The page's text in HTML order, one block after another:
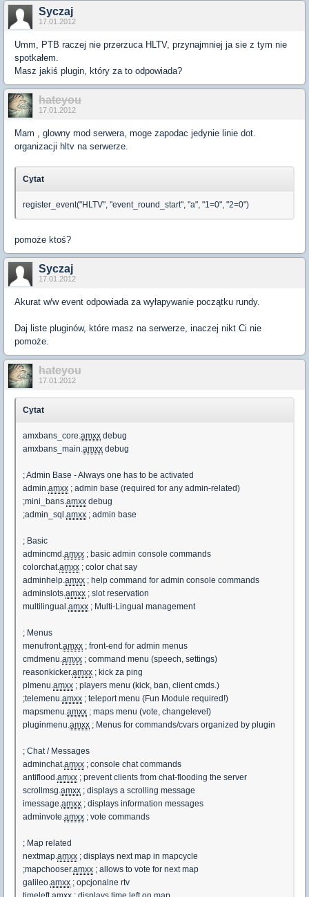
Syczaj
17.01.2012
Umm, PTB raczej nie przerzuca HLTV, przynajmniej ja sie z tym nie
spotkałem.
Masz jakiś plugin, który za to odpowiada?
hateyou
17.01.2012
Mam , glowny mod serwera, moge zapodac jedynie linie dot.
organizacji hltv na serwerze.
Cytat
register_event("HLTV", "event_round_start", "a", "1=0", "2=0")
pomoże ktoś?
Syczaj
17.01.2012
Akurat w/w event odpowiada za wyłapywanie początku rundy.
Daj liste pluginów, które masz na serwerze, inaczej nikt Ci nie
pomoże.
hateyou
17.01.2012
Cytat
amxbans_core. amxx debug
amxbans_main. amxx debug
; Admin Base - Always one has to be activated
admin. amxx ; admin base (required for any admin-related)
;mini_bans. amxx debug
;admin_sql. amxx ; admin base
; Basic
admincmd. amxx ; basic admin console commands
colorchat.amxx ; color chat say
adminhelp. amxx ; help command for admin console commands
adminslots. amxx ; slot reservation
multilingual. amxx ; Multi-Lingual management
; Menus
menufront.amxx ; front-end for admin menus
cmdmenu. amxx ; command menu (speech, settings)
reasonkicker.amxx ; kick za ping
plmenu. amxx ; players menu (kick, ban, client cmds.)
;telemenu. amxx ; teleport menu (Fun Module required!)
mapsmenu. amxx ; maps menu (vote, changelevel)
pluginmenu. amxx ; Menus for commands/cvars organized by plugin
; Chat / Messages
adminchat.amxx ; console chat commands
antiflood. amxx ; prevent clients from chat-flooding the server
scrollmsg. amxx ; displays a scrolling message
imessage. amxx ; displays information messages
adminvote. amxx ; vote commands
; Map related
nextmap. amxx ; displays next map in mapcycle
;mapchooser.amxx ; allows to vote for next map
galileo. amxx ; opcjonalne rtv